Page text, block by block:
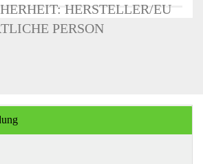
HERSTELLER/EU
PERSON